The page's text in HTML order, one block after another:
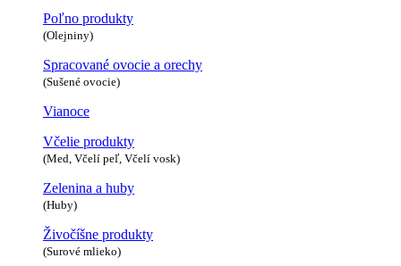
Poľno produkty
(Olejniny)
Spracované ovocie a orechy
(Sušené ovocie)
Vianoce
Včelie produkty
(Med, Včelí peľ, Včelí vosk)
Zelenina a huby
(Huby)
Živočíšne produkty
(Surové mlieko)